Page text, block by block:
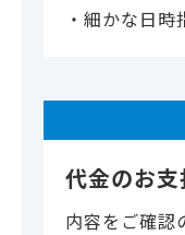
・細かな日時
代金のお支
内容をご確認